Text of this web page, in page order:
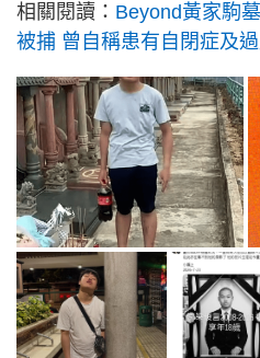
相關閱讀： Beyond黃家駒
被捕 曾自稱患有自閉症及